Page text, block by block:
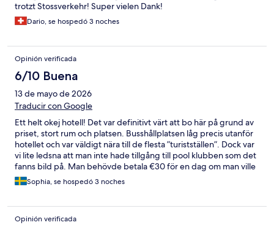
trotzt Stossverkehr! Super vielen Dank!
Dario, se hospedó 3 noches
Opinión verificada
6/10 Buena
13 de mayo de 2026
Traducir con Google
Ett helt okej hotell! Det var definitivt värt att bo här på grund av
priset, stort rum och platsen. Busshållplatsen låg precis utanför
hotellet och var väldigt nära till de flesta ”turistställen”. Dock var
vi lite ledsna att man inte hade tillgång till pool klubben som det
fanns bild på. Man behövde betala €30 för en dag om man ville
hänga där. Men det fanns en väldigt basic pool på taket som
man hade tillgång till.
Sophia, se hospedó 3 noches
Opinión verificada